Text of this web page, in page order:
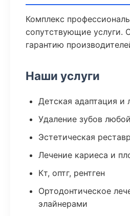
Комплекс
сопутствующие услуги.
гарантию
Наши услуги
Детская адаптация и
Удаление зубов
Эстетическая
Лечение кариеса и
Кт, оптг, рентген
Ортодонтическое
элайнерами